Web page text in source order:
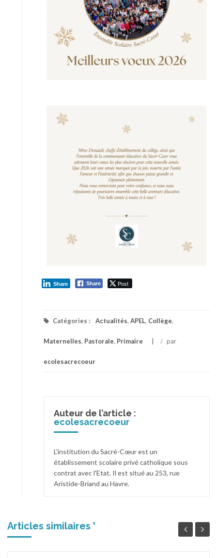
Share Post
Share
Catégories : Actualités, APEL, Collège,
Maternelles, Pastorale, Primaire / par
ecolesacrecoeur
Auteur de l’article :
ecolesacrecoeur
L'institution du Sacré-Cœur est un
établissement scolaire privé catholique sous
contrat avec l'Etat. Il est situé au 253, rue
Aristide-Briand au Havre.
Articles similaires '